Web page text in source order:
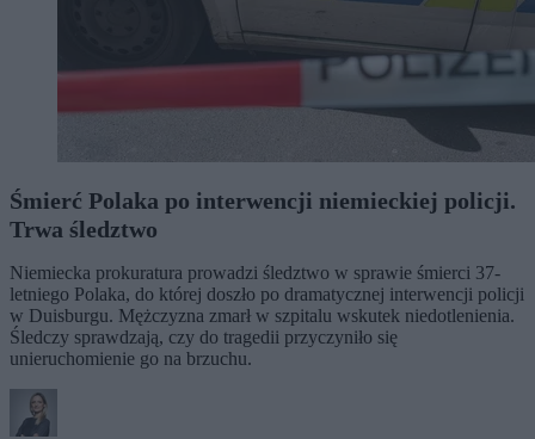
Śmierć Polaka po interwencji niemieckiej policji.
Trwa śledztwo
Niemiecka prokuratura prowadzi śledztwo w sprawie śmierci 37-
letniego Polaka, do której doszło po dramatycznej interwencji policji
w Duisburgu. Mężczyzna zmarł w szpitalu wskutek niedotlenienia.
Śledczy sprawdzają, czy do tragedii przyczyniło się
unieruchomienie go na brzuchu.